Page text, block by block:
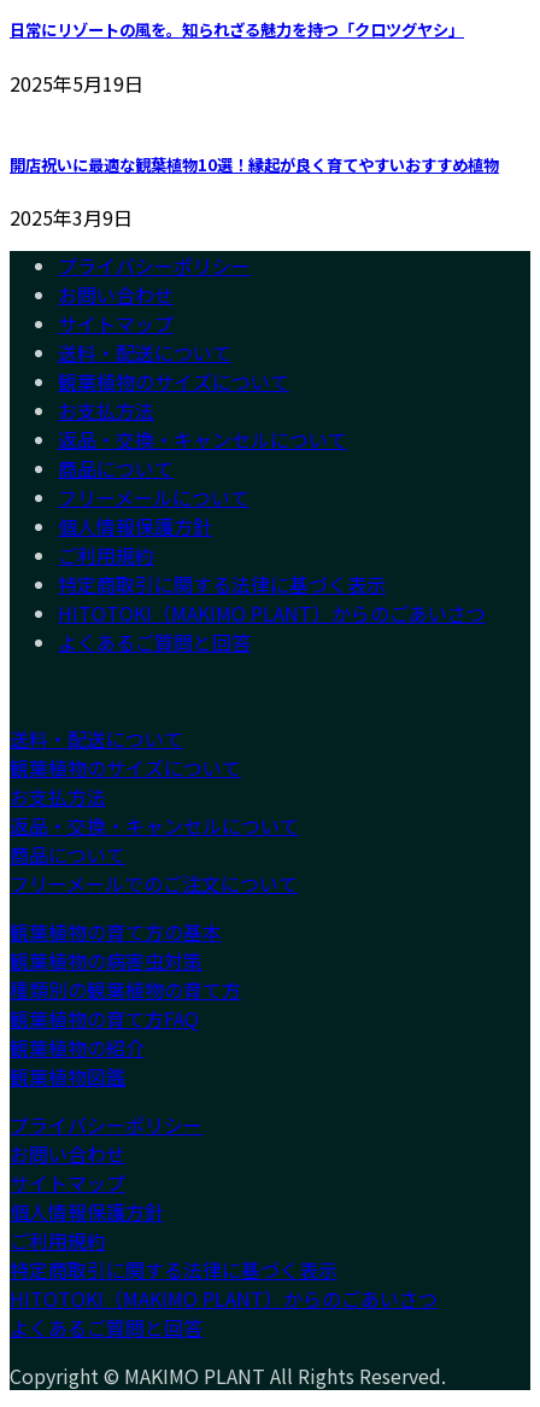
日常にリゾートの風を。知られざる魅力を持つ「クロツグヤシ」
2025年5月19日
開店祝いに最適な観葉植物10選！縁起が良く育てやすいおすすめ植物
2025年3月9日
プライバシーポリシー
お問い合わせ
サイトマップ
送料・配送について
観葉植物のサイズについて
お支払方法
返品・交換・キャンセルについて
商品について
フリーメールについて
個人情報保護方針
ご利用規約
特定商取引に関する法律に基づく表示
HITOTOKI（MAKIMO PLANT）からのごあいさつ
よくあるご質問と回答
送料・配送について
観葉植物のサイズについて
お支払方法
返品・交換・キャンセルについて
商品について
フリーメールでのご注文について
観葉植物の育て方の基本
観葉植物の病害虫対策
種類別の観葉植物の育て方
観葉植物の育て方FAQ
観葉植物の紹介
観葉植物図鑑
プライバシーポリシー
お問い合わせ
サイトマップ
個人情報保護方針
ご利用規約
特定商取引に関する法律に基づく表示
HITOTOKI（MAKIMO PLANT）からのごあいさつ
よくあるご質問と回答
Copyright © MAKIMO PLANT All Rights Reserved.